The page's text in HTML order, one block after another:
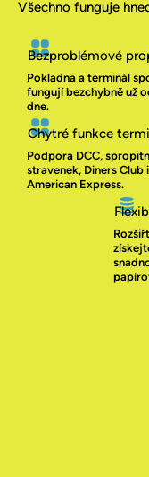
Všechno funguje
Bezproblémové
Pokladna a terminál
fungují bezchybně už
dne.
Chytré funkce
Podpora DCC,
stravenek, Diners Club i
American Express.